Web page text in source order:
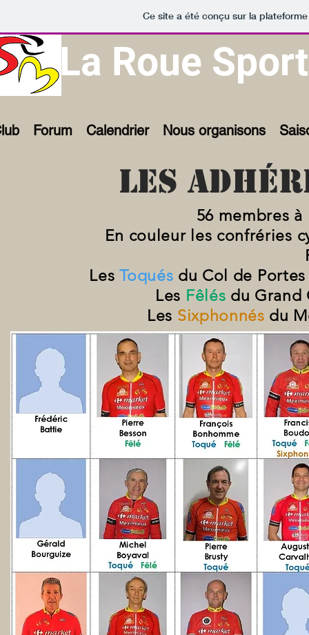
Ce site a été conçu sur la
La Roue
Forum Calendrier Nous organisons
Les
56 membres à
En couleur les confréries
LesToqués du Col de Portes
Les Fêlés du
Les Sixphonnés du